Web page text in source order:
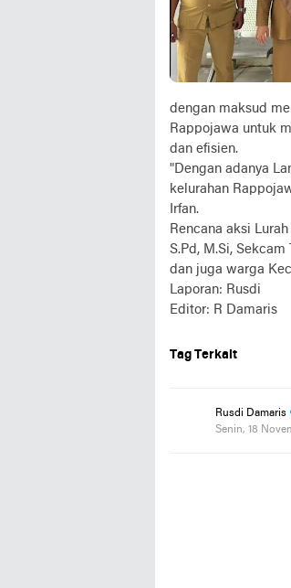
dengan maksud
Rappojawa untuk
dan efisien.
"Dengan adanya
kelurahan
Irfan.
Rencana aksi
S.Pd, M.Si,
dan juga warga
Laporan: Rusdi
Editor: R Damaris
Tag Terkait
Rusdi Damaris
Senin, 18